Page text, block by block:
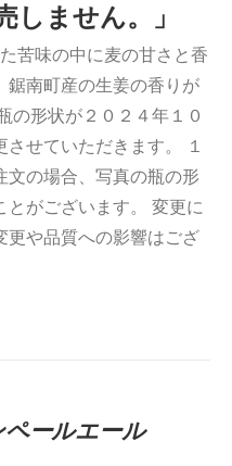
しません。」
苦味の中に麦の甘さと香
鋸南町産の生姜の香りが
の形状が２０２４年１０
させていただきます。 １
文の場合、写真の瓶の形
とがございます。 変更に
更や品質への影響はござ
ールエール